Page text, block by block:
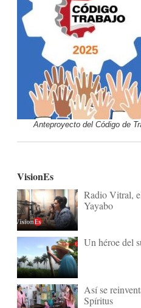
Anteproyecto del Código de
VisionEs
Radio Vitral,
Yayabo
Un héroe del
Así se
Spíritus